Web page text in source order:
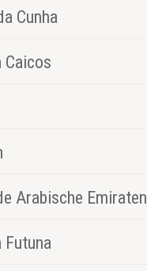
Cunha
Caicos
Arabische Emiraten
Futuna